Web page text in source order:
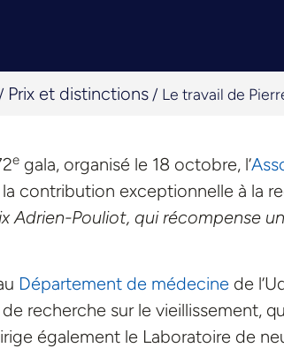
/ Prix et distinctions / Le travail de
e gala, organisé le 18 octobre, l’
contribution exceptionnelle à la
Adrien-Pouliot, qui récompense
Département de médecine de
recherche sur le vieillissement,
également le Laboratoire de